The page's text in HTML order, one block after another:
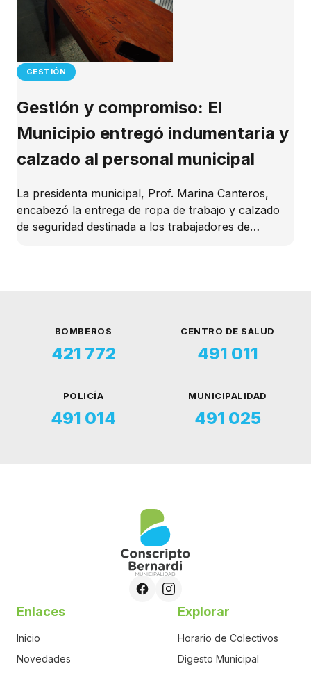
GESTIÓN
Gestión y compromiso: El
Municipio entregó indumentaria y
calzado al personal municipal
La presidenta municipal, Prof. Marina Canteros,
encabezó la entrega de ropa de trabajo y calzado
de seguridad destinada a los trabajadores de…
BOMBEROS
421 772
CENTRO DE SALUD
491 011
POLICÍA
491 014
MUNICIPALIDAD
491 025
Enlaces
Inicio
Novedades
Explorar
Horario de Colectivos
Digesto Municipal